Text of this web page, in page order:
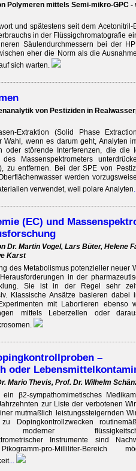
Polymeren mittels Semi-mikro-GPC -
und spätestens seit dem Acetonitril-
in der Flüssigchromatografie
Säulendurchmessern bei der
eher die Norm als die
sich warten.
von Pestiziden in
Extraktion (Solid Phase
Wahl, wenn es darum geht, Analyten
oder störende Inter­ferenzen, die die
des Massenspektro­meters
zu entfernen. Bei der SPE von
werden
verwendet, weil polare Analyten
(EC) und
Dr. Martin Vogel, Lars Büter, Helene
Karst
des Metabolismus potenzieller neuer
in der
Sie ist in der Regel sehr
Klassische Ansätze basieren dabei
mit Labortieren ebenso
mittels Leberzellen oder
–
oder
Mario Thevis, Prof. Dr. Wilhelm
ein β2-sympathomimetisches
zur Liste der verbotenen
mutmaßlich leistungssteigernden
zu Dopingkontrollzwecken
Instrumente sind
pro-Milli­liter-Bereich
...